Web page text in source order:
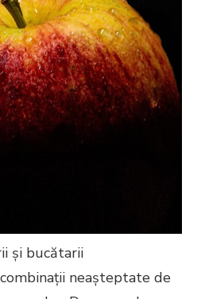
și bucătarii
neașteptate de